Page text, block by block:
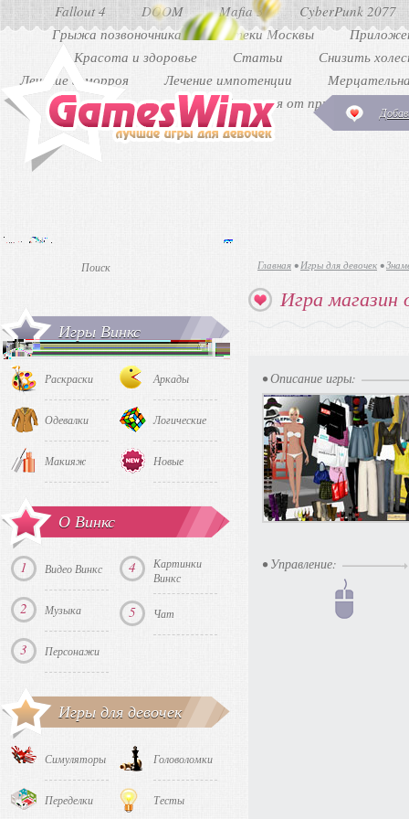
Fallout 4 DOOM Mafia 3
CyberPunk 2077
Грыжа позвоночника
Аптеки Москвы
Красота и здоровье
Статьи
Снизить
Лечение геморроя
Лечение импотенции
Как избавиться от прыщей
Главная • Игры для девочек •
Игра
• Описание игры:
• Управление:
Игры Винкс
Раскраски
Одевалки
Макияж
Аркады
Логические
Новые
О Винкс
1 Видео Винкс
2 Музыка
3 Персонажи
4
Картинки
Винкс
5 Чат
Игры для девочек
Симуляторы
Переделки
Головоломки
Тесты